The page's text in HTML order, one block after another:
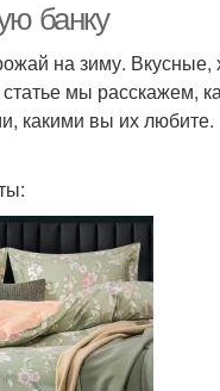
банку
на зиму. Вкусные,
мы расскажем,
какими вы их любите.